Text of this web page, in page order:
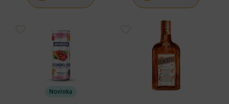
Novinka